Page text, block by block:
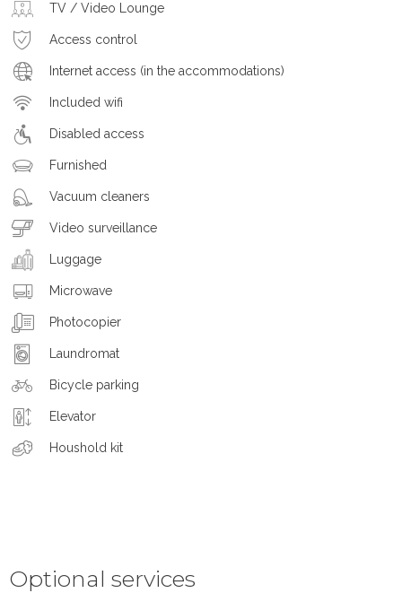
TV / Video Lounge
Access control
Internet access (in the accommodations)
Included wifi
Disabled access
Furnished
Vacuum cleaners
Video surveillance
Luggage
Microwave
Photocopier
Laundromat
Bicycle parking
Elevator
Houshold kit
Optional services